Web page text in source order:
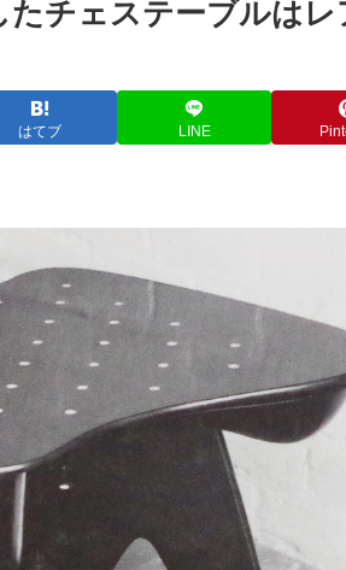
チェステーブルはレ
はてブ LINE